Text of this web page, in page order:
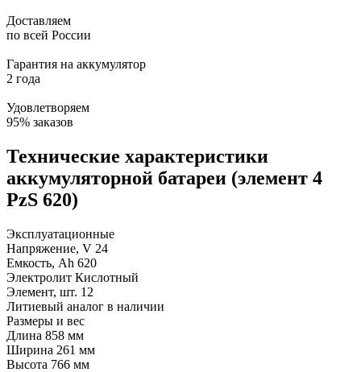
Доставляем
по всей России
Гарантия на аккумулятор
2 года
Удовлетворяем
95% заказов
Технические характеристики
аккумуляторной батареи (элемент 4
PzS 620)
Эксплуатационные
Напряжение, V 24
Емкость, Ah 620
Электролит Кислотный
Элемент, шт. 12
Литиевый аналог в наличии
Размеры и вес
Длина 858 мм
Ширина 261 мм
Высота 766 мм